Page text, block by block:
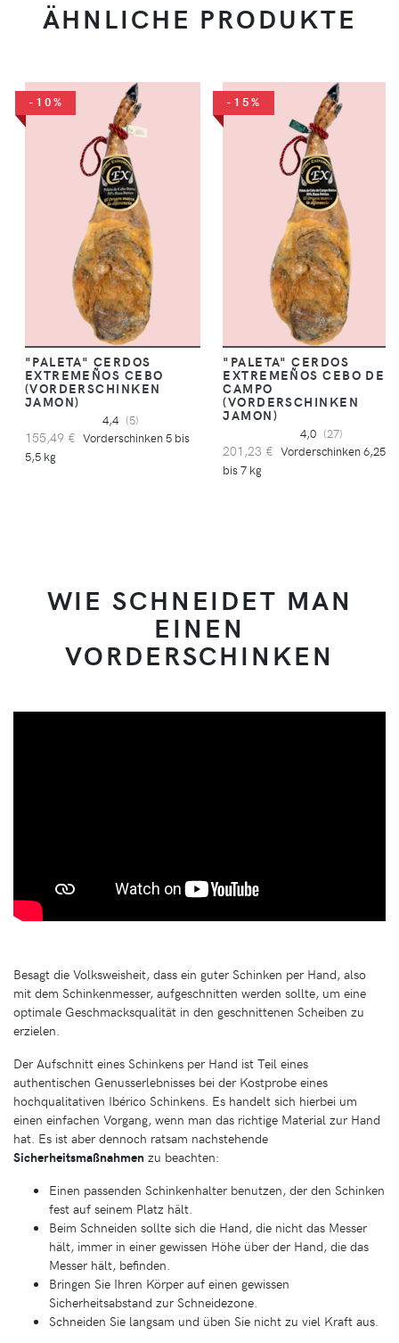
ÄHNLICHE PRODUKTE
-10%
"PALETA" CERDOS
EXTREMEÑOS CEBO
(VORDERSCHINKEN
JAMON)
4,4 (5)
155,49 € Vorderschinken 5 bis
5,5 kg
-15%
"PALETA" CERDOS
EXTREMEÑOS CEBO DE
CAMPO
(VORDERSCHINKEN
JAMON)
4,0 (27)
201,23 € Vorderschinken 6,25
bis 7 kg
WIE SCHNEIDET MAN
EINEN
VORDERSCHINKEN
Besagt die Volksweisheit, dass ein guter Schinken per Hand, also
mit dem Schinkenmesser, aufgeschnitten werden sollte, um eine
optimale Geschmacksqualität in den geschnittenen Scheiben zu
erzielen.
Der Aufschnitt eines Schinkens per Hand ist Teil eines
authentischen Genusserlebnisses bei der Kostprobe eines
hochqualitativen Ibérico Schinkens. Es handelt sich hierbei um
einen einfachen Vorgang, wenn man das richtige Material zur Hand
hat. Es ist aber dennoch ratsam nachstehende
Sicherheitsmaßnahmen zu beachten:
Einen passenden Schinkenhalter benutzen, der den Schinken
fest auf seinem Platz hält.
Beim Schneiden sollte sich die Hand, die nicht das Messer
hält, immer in einer gewissen Höhe über der Hand, die das
Messer hält, befinden.
Bringen Sie Ihren Körper auf einen gewissen
Sicherheitsabstand zur Schneidezone.
Schneiden Sie langsam und üben Sie nicht zu viel Kraft aus.